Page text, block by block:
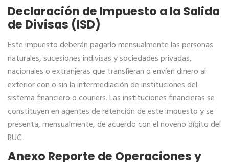
Declaración de Impuesto a la Salida
de Divisas (ISD)
Este impuesto deberán pagarlo mensualmente las personas
naturales, sucesiones indivisas y sociedades privadas,
nacionales o extranjeras que transfieran o envíen dinero al
exterior con o sin la intermediación de instituciones del
sistema financiero o couriers. Las instituciones financieras se
constituyen en agentes de retención de este impuesto y se
presenta, mensualmente, de acuerdo con el noveno dígito del
RUC.
Anexo Reporte de Operaciones y